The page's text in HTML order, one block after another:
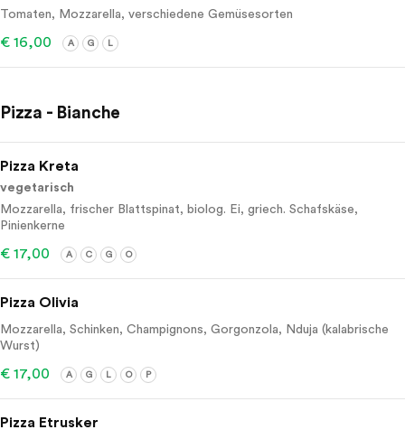
Tomaten, Mozzarella, verschiedene Gemüsesorten
€ 16,00 A G L
Pizza - Bianche
Pizza Kreta
vegetarisch
Mozzarella, frischer Blattspinat, biolog. Ei, griech. Schafskäse,
Pinienkerne
€ 17,00 A C G O
Pizza Olivia
Mozzarella, Schinken, Champignons, Gorgonzola, Nduja (kalabrische
Wurst)
€ 17,00 A G L O P
Pizza Etrusker